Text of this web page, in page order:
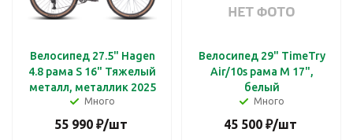
Велосипед 27.5" Hagen
4.8 рама S 16" Тяжелый
металл, металлик 2025
Много
55 990₽/шт
Велосипед 29" TimeTry
Air/10s рама M 17",
белый
Много
45 500₽/шт